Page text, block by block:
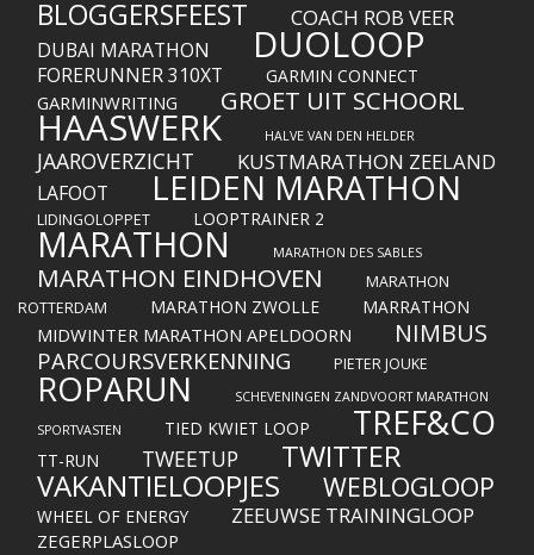
BLOGGERSFEEST COACH ROB VEER
DUBAI MARATHON DUOLOOP
FORERUNNER 310XT GARMIN CONNECT
GARMINWRITING GROET UIT SCHOORL
HAASWERK HALVE VAN DEN HELDER
JAAROVERZICHT KUSTMARATHON ZEELAND
LAFOOT LEIDEN MARATHON
LIDINGOLOPPET LOOPTRAINER 2
MARATHON MARATHON DES SABLES
MARATHON EINDHOVEN
MARATHON
ROTTERDAM
MARATHON ZWOLLE MARRATHON
MIDWINTER MARATHON APELDOORN NIMBUS
PARCOURSVERKENNING PIETER JOUKE
ROPARUN
SCHEVENINGEN ZANDVOORT MARATHON
SPORTVASTEN
TIED KWIET LOOP TREF&CO
TT-RUN TWEETUP TWITTER
VAKANTIELOOPJES WEBLOGLOOP
WHEEL OF ENERGY ZEEUWSE TRAININGLOOP
ZEGERPLASLOOP